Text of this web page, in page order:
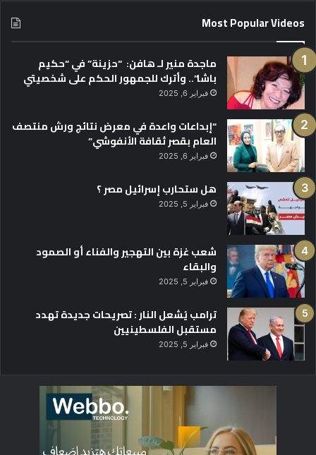
Most Popular Videos
ماجدة منير لـ هافن: “حزينة” في “حكيم
باشا”.. وأترك للجمهور الحكم على شخصيتي
فبراير 6, 2025
“إبداعات واعدة في معرض نتائج ورش منتصف
العام بقصر ثقافة الأنفوشي”
فبراير 6, 2025
هل ستحارب إسرائيل مصر ؟
فبراير 5, 2025
شعب غزة بين التهجير والفناء أو الصمود
والبقاء
فبراير 5, 2025
ترامب يُشعل النار : تصريحات جديدة تهدد
مستقبل الفلسطينيين
فبراير 5, 2025